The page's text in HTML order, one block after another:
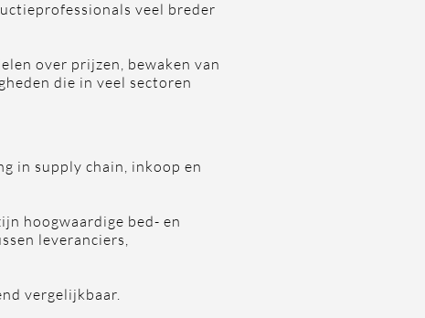
veel breder
over prijzen, bewaken van
die in veel sectoren
in supply chain, inkoop en
hoogwaardige bed- en
leveranciers,
vergelijkbaar.